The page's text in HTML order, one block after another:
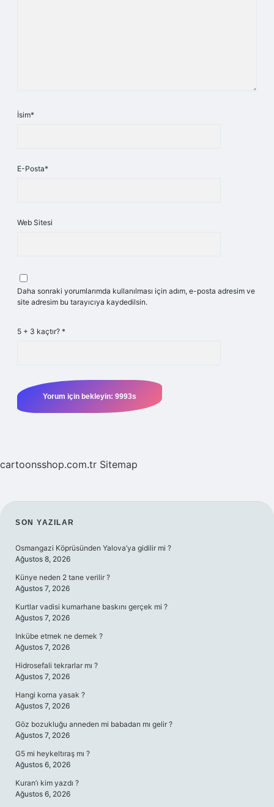
İsim*
E-Posta*
Web Sitesi
Daha sonraki yorumlarımda kullanılması için adım, e-posta adresim ve
site adresim bu tarayıcıya kaydedilsin.
5 + 3 kaçtır? *
cartoonsshop.com.tr Sitemap
SIDEBAR
SON YAZILAR
Osmangazi Köprüsünden Yalova’ya gidilir mi ?
Ağustos 8, 2026
Künye neden 2 tane verilir ?
Ağustos 7, 2026
Kurtlar vadisi kumarhane baskını gerçek mi ?
Ağustos 7, 2026
Inkübe etmek ne demek ?
Ağustos 7, 2026
Hidrosefali tekrarlar mı ?
Ağustos 7, 2026
Hangi korna yasak ?
Ağustos 7, 2026
Göz bozukluğu anneden mi babadan mı gelir ?
Ağustos 7, 2026
G5 mi heykeltıraş mı ?
Ağustos 6, 2026
Kuran’ı kim yazdı ?
Ağustos 6, 2026